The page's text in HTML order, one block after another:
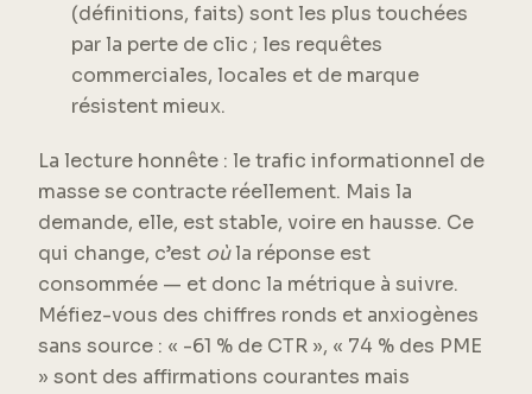
(définitions, faits) sont les plus touchées
par la perte de clic ; les requêtes
commerciales, locales et de marque
résistent mieux.
La lecture honnête : le trafic informationnel de
masse se contracte réellement. Mais la
demande, elle, est stable, voire en hausse. Ce
qui change, c’est oùla réponse est
consommée — et donc la métrique à suivre.
Méfiez-vous des chiffres ronds et anxiogènes
sans source : « -61 % de CTR », « 74 % des PME
» sont des affirmations courantes mais